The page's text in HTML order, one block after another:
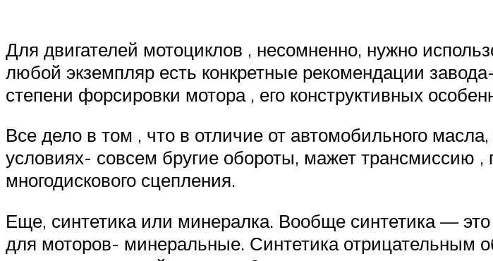
Для двигателей мотоциклов , несомненно, нужно
любой экземпляр есть конкретные рекомендации
степени форсировки мотора , его конструктивных
Все дело в том , что в отличие от автомобильного
условиях- совсем бругие обороты, мажет трансмиссию
многодискового сцепления.
Еще, синтетика или минералка. Вообще синтетика —
для моторов- минеральные. Синтетика отрицательным